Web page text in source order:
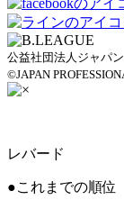
公益社団法人ジャパ
©JAPAN
レバード
●これまでの順位